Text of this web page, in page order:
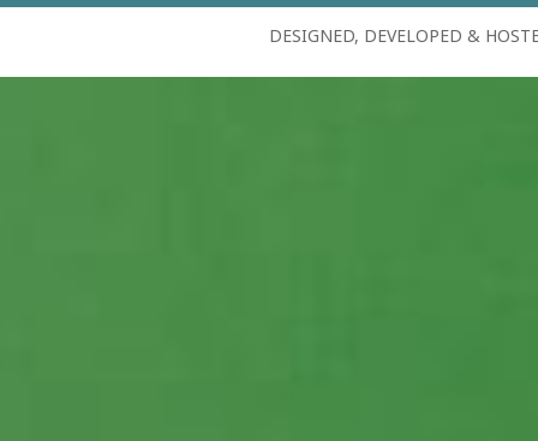
DESIGNED, DEVELOPED &